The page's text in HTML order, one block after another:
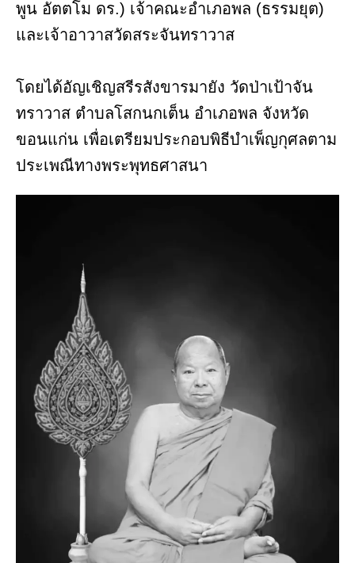
พูน อัตตโม ดร.) เจ้าคณะอำเภอพล (ธรรมยุต)
และเจ้าอาวาสวัดสระจันทราวาส
โดยได้อัญเชิญสรีรสังขารมายัง วัดป่าเป้าจัน
ทราวาส ตำบลโสกนกเต็น อำเภอพล จังหวัด
ขอนแก่น เพื่อเตรียมประกอบพิธีบำเพ็ญกุศลตาม
ประเพณีทางพระพุทธศาสนา